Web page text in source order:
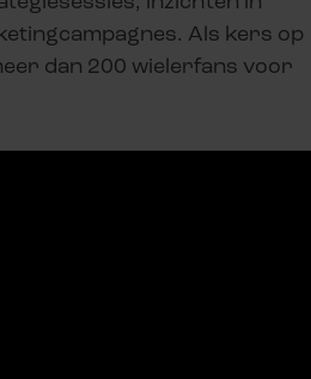
Als kers op
dan 200 wielerfans voor